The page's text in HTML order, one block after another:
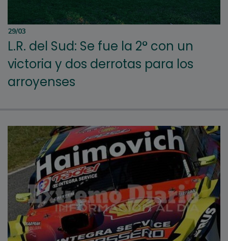
29/03
L.R. del Sud: Se fue la 2° con un
victoria y dos derrotas para los
arroyenses